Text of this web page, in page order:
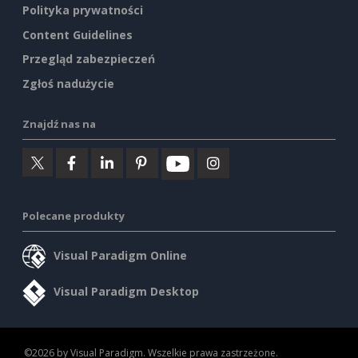
Polityka prywatności
Content Guidelines
Przegląd zabezpieczeń
Zgłoś nadużycie
Znajdź nas na
Polecane produkty
Visual Paradigm Online
Visual Paradigm Desktop
©2026 by Visual Paradigm. Wszelkie prawa zastrzeżone.